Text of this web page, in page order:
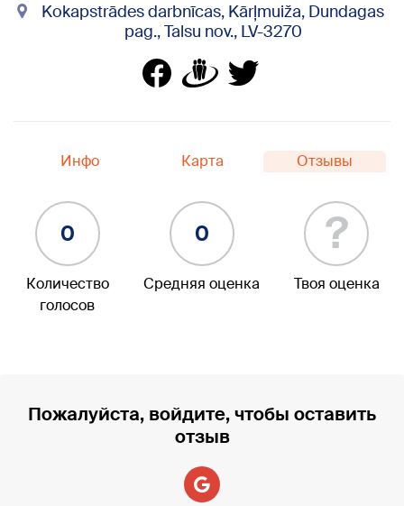
Kokapstrādes darbnīcas, Kārļmuiža, Dundagas
pag., Talsu nov., LV-3270
Инфо Карта Отзывы
0
Количество
голосов
0
Средняя оценка
?
Твоя оценка
Пожалуйста, войдите, чтобы оставить
отзыв